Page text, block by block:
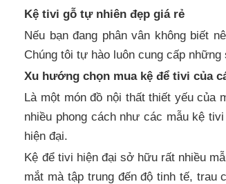
Kệ tivi gỗ tự nhiên đẹp giá rẻ
Nếu bạn đang phân vân không biết
Chúng tôi tự hào luôn cung cấp
Xu hướng chọn mua kệ để tivi của
Là một món đồ nội thất thiết yếu của
nhiều phong cách như các mẫu kệ
hiện đại.
Kệ để tivi hiện đại sở hữu rất nhiều
mắt mà tập trung đến độ tinh tế, trau